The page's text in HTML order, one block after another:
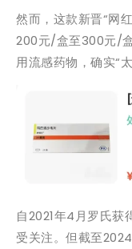
然而，这款新晋“网
200元/盒至300元/
用流感药物，确实“太
自2021年4月罗氏获
受关注。但截至